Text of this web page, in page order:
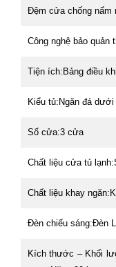
Đệm cửa chống nấm
Công nghệ bảo quản
Tiện ích:Bảng điều
Kiểu tủ:Ngăn đá dưới
Số cửa:3 cửa
Chất liệu cửa tủ
Chất liệu khay
Đèn chiếu sáng:Đèn
Kích thước – Khối